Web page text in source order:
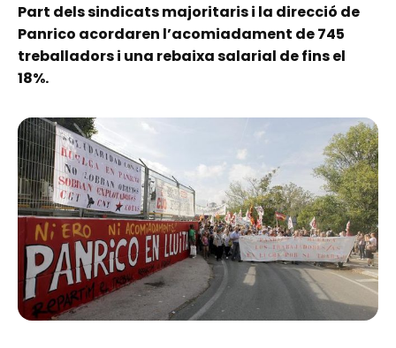
Part dels sindicats majoritaris i la direcció de
Panrico acordaren l’acomiadament de 745
treballadors i una rebaixa salarial de fins el
18%.